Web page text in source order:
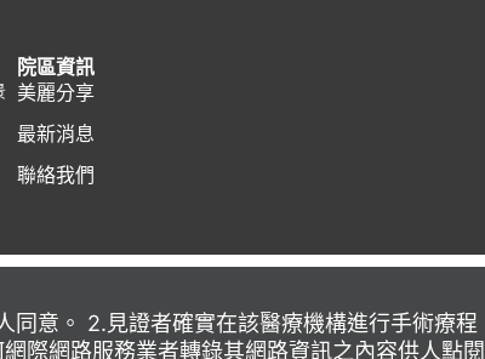
院區資訊
美麗分享
最新消息
聯絡我們
同意。 2.見證者確實在該醫療機構進行手術療
際網路服務業者轉錄其網路資訊之內容供人點